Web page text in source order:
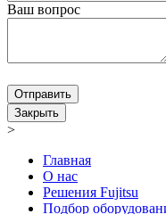
Ваш вопрос
Отправить
Закрыть
>
Главная
О нас
Решения Fujitsu
Подбор